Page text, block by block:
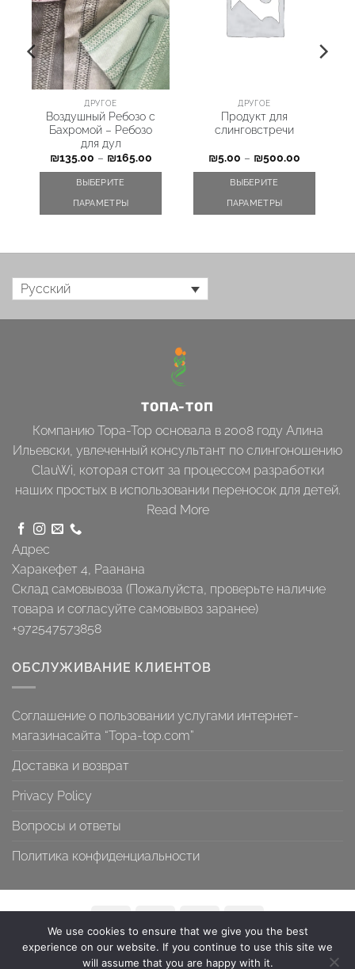
ДРУГОЕ
Воздушный Ребозо с
Бахромой – Ребозо
для дул
₪135.00 – ₪165.00
ВЫБЕРИТЕ
ПАРАМЕТРЫ
ДРУГОЕ
Продукт для
слинговстречи
₪5.00 – ₪500.00
ВЫБЕРИТЕ
ПАРАМЕТРЫ
Русский
ТОПА-ТОП
Компанию Topa-Top основала в 2008 году Алина
Ильевски, увлеченный консультант по слингоношению
ClauWi, которая стоит за процессом разработки
наших простых в использовании переносок для детей.
Read More
Адрес
Харакефет 4, Раанана
Склад самовывоза (Пожалуйста, проверьте наличие
товара и согласуйте самовывоз заранее)
+972547573858
ОБСЛУЖИВАНИЕ КЛИЕНТОВ
Соглашение о пользовании услугами интернет-
магазинасайта “Topa-top.com”
Доставка и возврат
Privacy Policy
Вопросы и ответы
Политика конфиденциальности
СОГЛАШЕНИЕ О ПОЛЬЗОВАНИИ УСЛУГАМИ ИНТЕРНЕТ-
МАГАЗИНАСАЙТА “TOPA-TOP.COM”
We use cookies to ensure that we give you the best
experience on our website. If you continue to use this site we
will assume that you are happy with it.